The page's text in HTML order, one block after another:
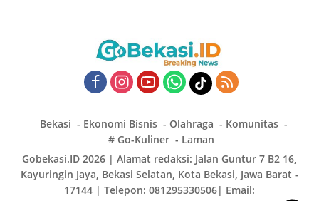
Bekasi Ekonomi Bisnis Olahraga
Komunitas
# Go-Kuliner
Laman
Gobekasi.ID 2026 | Alamat redaksi: Jalan Guntur 7 B2 16,
Kayuringin Jaya, Bekasi Selatan, Kota Bekasi, Jawa Barat -
17144 | Telepon: 081295330506| Email: